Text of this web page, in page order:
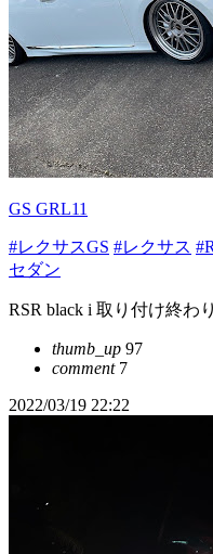
GS GRL11
#レクサスGS #レクサス
セダン
RSR black i 取り付け終わ
thumb_up 97
comment7
2022/03/19 22:22